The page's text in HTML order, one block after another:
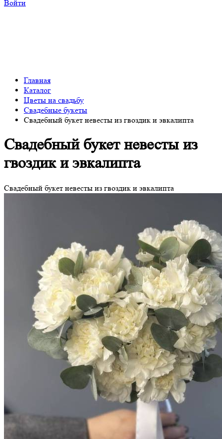
Войти
Главная
Каталог
Цветы на свадьбу
Свадебные букеты
Свадебный букет невесты из гвоздик и эвкалипта
Свадебный букет невесты из
гвоздик и эвкалипта
Свадебный букет невесты из гвоздик и эвкалипта